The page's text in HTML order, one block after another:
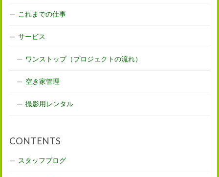
これまでの仕事
サービス
ワンストップ（プロジェクトの流れ）
空き家管理
撮影用レンタル
CONTENTS
スタッフブログ